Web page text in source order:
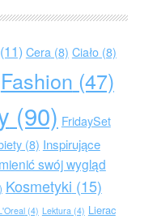
Cera(8) Ciało(8)
Fashion (47)
(90) FridaySet
(8) Inspirujące
swój wygląd
Kosmetyki (15)
(4) Lektura(4) Lierac